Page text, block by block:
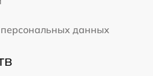
персональных данных